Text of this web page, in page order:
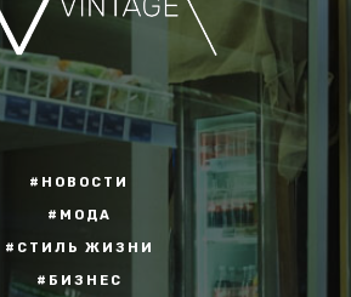
#НОВОСТИ
#МОДА
#СТИЛЬ ЖИЗНИ
#БИЗНЕС